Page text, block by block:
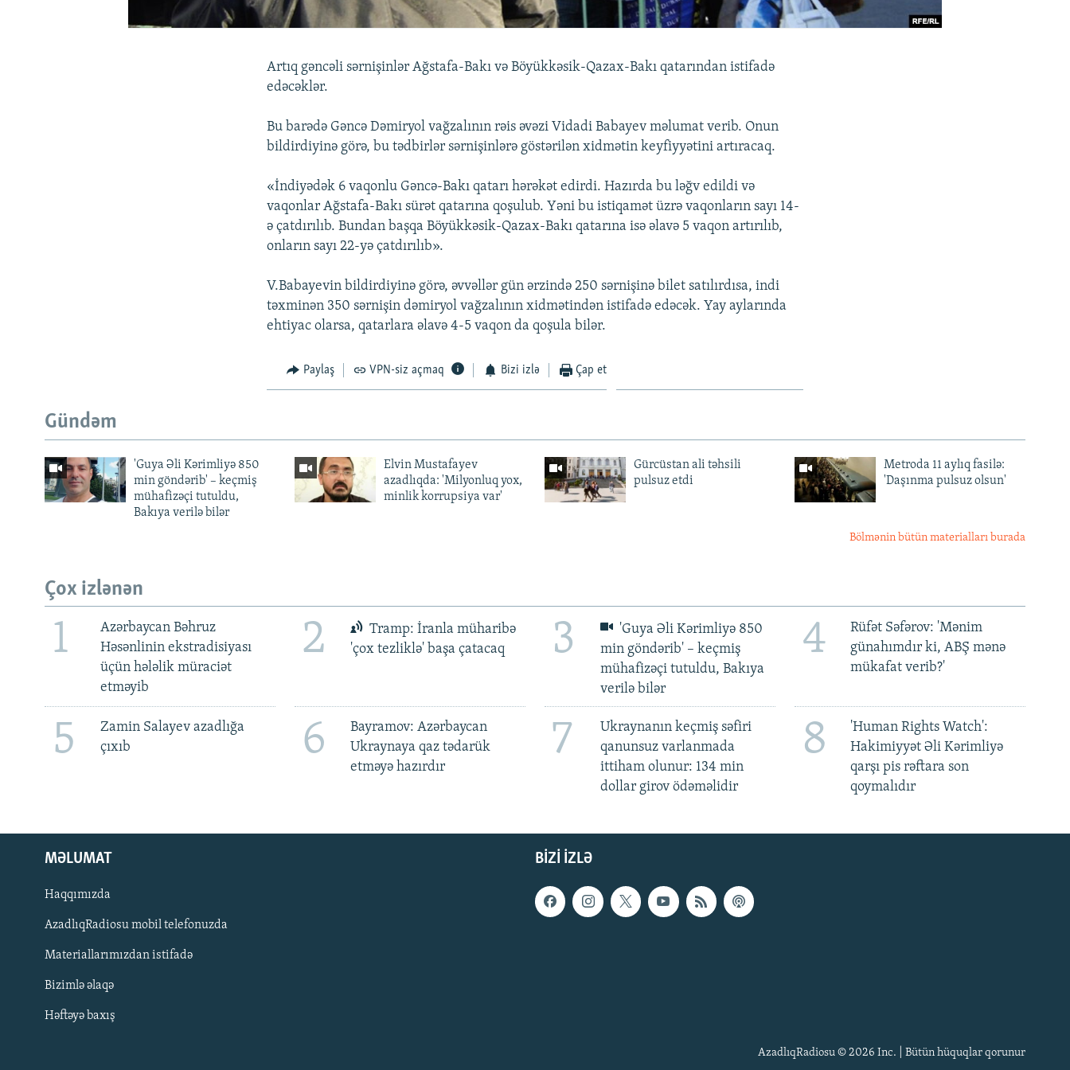
Artıq gəncəli sərnişinlər Ağstafa-Bakı və Böyükkəsik-Qazax-Bakı qatarından istifadə
edəcəklər.
Bu barədə Gəncə Dəmiryol vağzalının rəis əvəzi Vidadi Babayev məlumat verib. Onun
bildirdiyinə görə, bu tədbirlər sərnişinlərə göstərilən xidmətin keyfiyyətini artıracaq.
«İndiyədək 6 vaqonlu Gəncə-Bakı qatarı hərəkət edirdi. Hazırda bu ləğv edildi və
vaqonlar Ağstafa-Bakı sürət qatarına qoşulub. Yəni bu istiqamət üzrə vaqonların sayı 14-
ə çatdırılıb. Bundan başqa Böyükkəsik-Qazax-Bakı qatarına isə əlavə 5 vaqon artırılıb,
onların sayı 22-yə çatdırılıb».
V.Babayevin bildirdiyinə görə, əvvəllər gün ərzində 250 sərnişinə bilet satılırdısa, indi
təxminən 350 sərnişin dəmiryol vağzalının xidmətindən istifadə edəcək. Yay aylarında
ehtiyac olarsa, qatarlara əlavə 4-5 vaqon da qoşula bilər.
Paylaş VPN-siz açmaq Bizi izlə Çap et
Gündəm
'Guya Əli Kərimliyə 850
min göndərib' – keçmiş
mühafizəçi tutuldu,
Bakıya verilə bilər
Elvin Mustafayev
azadlıqda: 'Milyonluq yox,
minlik korrupsiya var'
Gürcüstan ali təhsili
pulsuz etdi
Metroda 11 aylıq fasilə:
'Daşınma pulsuz olsun'
Bölmənin bütün materialları burada
Çox izlənən
1
Azərbaycan Bəhruz
Həsənlinin ekstradisiyası
üçün hələlik müraciət
etməyib
2
Tramp: İranla müharibə
'çox tezliklə' başa çatacaq
3
'Guya Əli Kərimliyə 850
min göndərib' – keçmiş
mühafizəçi tutuldu, Bakıya
verilə bilər
4
Rüfət Səfərov: 'Mənim
günahımdır ki, ABŞ mənə
mükafat verib?'
5
Zamin Salayev azadlığa
çıxıb
6
Bayramov: Azərbaycan
Ukraynaya qaz tədarük
etməyə hazırdır
7
Ukraynanın keçmiş səfiri
qanunsuz varlanmada
ittiham olunur: 134 min
dollar girov ödəməlidir
8
'Human Rights Watch':
Hakimiyyət Əli Kərimliyə
qarşı pis rəftara son
qoymalıdır
BIZI IZLƏ
MƏLUMAT
Haqqımızda
AzadlıqRadiosu mobil telefonuzda
Materiallarımızdan istifadə
Bizimlə əlaqə
Həftəyə baxış
AzadlıqRadiosu © 2026 Inc. | Bütün hüquqlar qorunur